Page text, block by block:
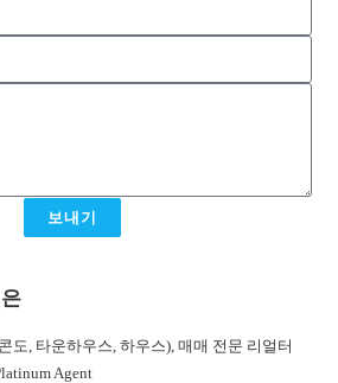
보내기
도, 타운하우스, 하우스), 매매 전문 리얼터
Agent